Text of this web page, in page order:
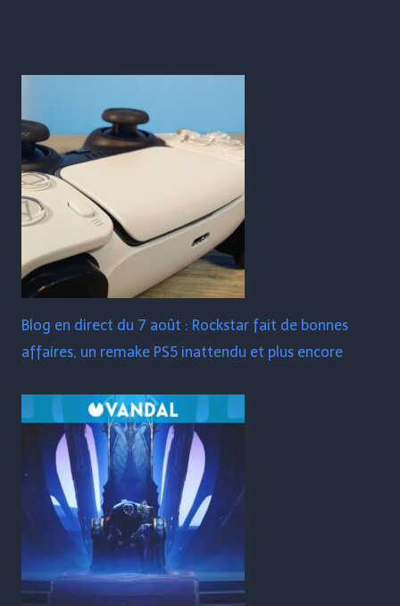
Blog en direct du 7 août : Rockstar fait de bonnes
affaires, un remake PS5 inattendu et plus encore